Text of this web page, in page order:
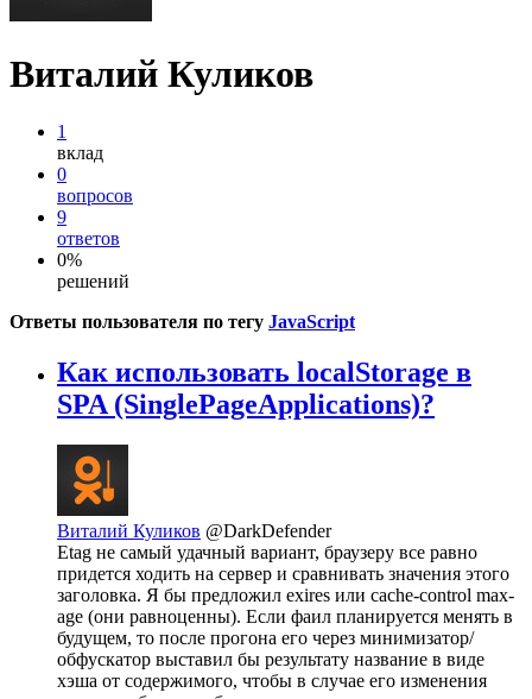
Виталий Куликов
1
вклад
0
вопросов
9
ответов
0%
решений
Ответы пользователя по тегу JavaScript
Как использовать localStorage в
SPA (SinglePageApplications)?
Виталий Куликов @DarkDefender
Etag не самый удачный вариант, браузеру все равно
придется ходить на сервер и сравнивать значения этого
заголовка. Я бы предложил exires или cache-control max-
age (они равноценны). Если фаил планируется менять в
будущем, то после прогона его через минимизатор/
обфускатор выставил бы результату название в виде
хэша от содержимого, чтобы в случае его изменения